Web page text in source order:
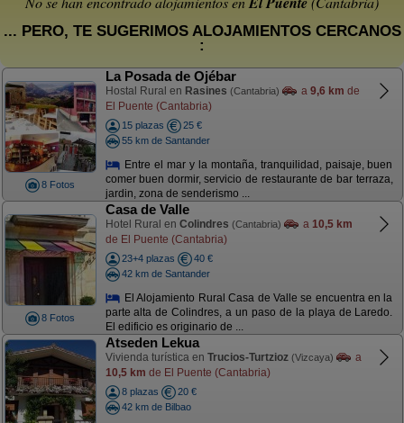
... PERO, TE SUGERIMOS ALOJAMIENTOS CERCANOS
:
8 Fotos
La Posada de Ojébar
Hostal Rural en Rasines (Cantabria) a 9,6 km de
El Puente (Cantabria)
15 plazas
25 €
55 km de Santander
Entre el mar y la montaña, tranquilidad, paisaje, buen
comer buen dormir, servicio de restaurante de bar terraza,
jardin, zona de senderismo ...
8 Fotos
Casa de Valle
Hotel Rural en Colindres (Cantabria) a 10,5 km
de El Puente (Cantabria)
23+4 plazas
40 €
42 km de Santander
El Alojamiento Rural Casa de Valle se encuentra en la
parte alta de Colindres, a un paso de la playa de Laredo.
El edificio es originario de ...
Atseden Lekua
Vivienda turística en Trucios-Turtzioz (Vizcaya)
a
10,5 km de El Puente (Cantabria)
8 plazas
20 €
42 km de Bilbao